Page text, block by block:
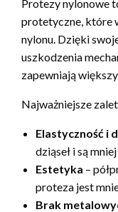
Protezy nylonowe
protetyczne, które
nylonu. Dzięki
uszkodzenia
zapewniają
Najważniejsze
Elastyczność i
dziąseł i są
Estetyka –
proteza jest
Brak